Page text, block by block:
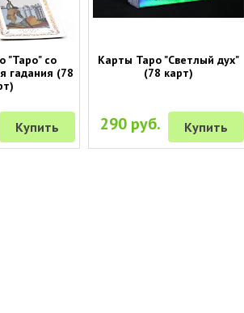
"Таро" со
гадания (78
Купить
Карты Таро "Светлый дух"
(78 карт)
290 руб. Купить